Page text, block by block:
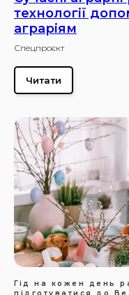
технології
аграріям
Спецпроєкт
Читати
Гід на кожен день